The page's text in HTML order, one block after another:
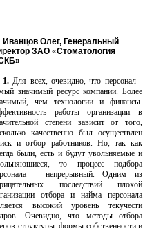
Иванцов Олег, Генеральный
ЗАО «Стоматология
1.Для всех, очевидно, что персонал -
значимый ресурс компании. Более
чем технологии и финансы.
работы организации в
степени зависит от того,
качественно был осуществлен
и отбор работников. Но, так как
были, есть и будут увольняемые и
то процесс подбора
- непрерывный. Одним из
последствий плохой
отбора и найма персонала
высокий уровень текучести
Очевидно, что методы отбора
структуры, формы собственности и